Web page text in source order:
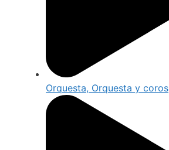
Orquesta, Orquesta y coros